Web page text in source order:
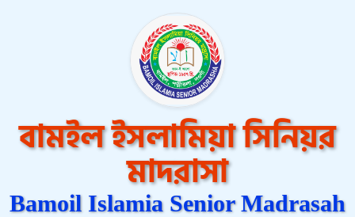
বামইল ইসলামিয়া সিনিয়র
মাদরাসা
Bamoil Islamia Senior Madrasah